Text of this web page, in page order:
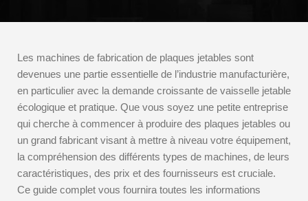
Les machines de fabrication de plaques jetables sont
devenues une partie essentielle de l’industrie manufacturière,
en particulier avec la demande croissante de vaisselle jetable
écologique et pratique. Que vous soyez une petite entreprise
qui cherche à commencer à produire des plaques jetables ou
un grand fabricant visant à mettre à niveau votre équipement,
la compréhension des différents types de machines, de leurs
caractéristiques, des prix et des fournisseurs est cruciale.
Ce guide complet vous fournira toutes les informations